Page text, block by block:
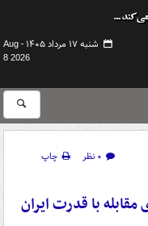
شنبه ۱۷ مرداد ۱۴۰۵ -
Aug
8 2026
۰ نظر
چاپ
با قدرت ایران